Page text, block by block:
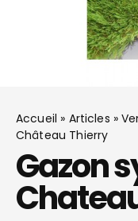
Accueil » Articles »
Château Thierry
Gazon